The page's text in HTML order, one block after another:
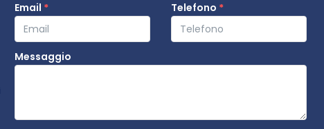
Email * Telefono *
Messaggio